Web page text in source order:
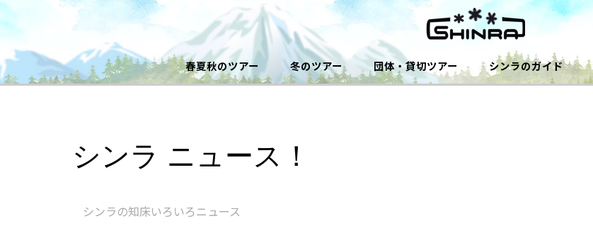
春夏秋のツアー 冬のツアー 団体・貸切ツアー シンラのガイド
シンラ ニュース！
シンラの知床いろいろニュース